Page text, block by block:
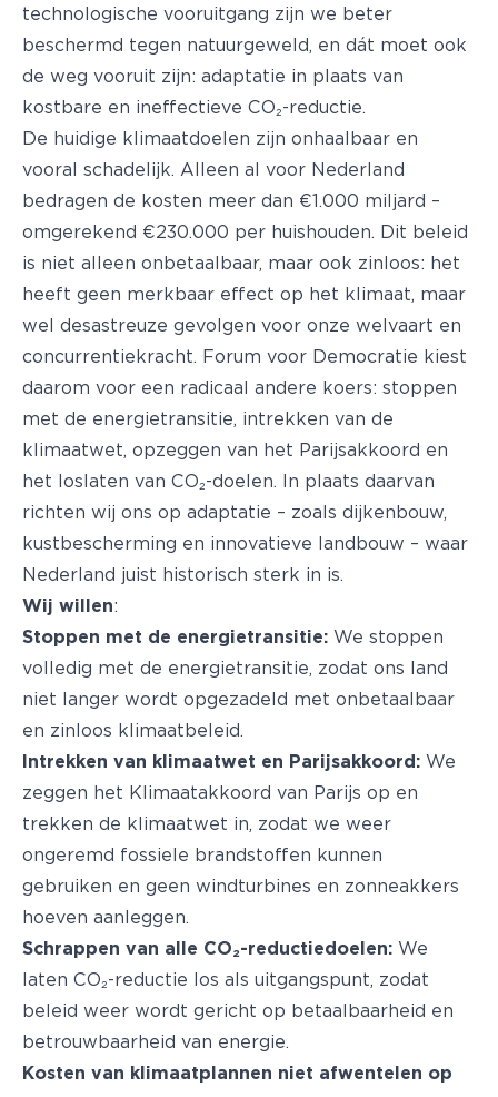
technologische vooruitgang zijn we beter
beschermd tegen natuurgeweld, en dát moet ook
de weg vooruit zijn: adaptatie in plaats van
kostbare en ineffectieve CO₂-reductie.
De huidige klimaatdoelen zijn onhaalbaar en
vooral schadelijk. Alleen al voor Nederland
bedragen de kosten meer dan €1.000 miljard –
omgerekend €230.000 per huishouden. Dit beleid
is niet alleen onbetaalbaar, maar ook zinloos: het
heeft geen merkbaar effect op het klimaat, maar
wel desastreuze gevolgen voor onze welvaart en
concurrentiekracht. Forum voor Democratie kiest
daarom voor een radicaal andere koers: stoppen
met de energietransitie, intrekken van de
klimaatwet, opzeggen van het Parijsakkoord en
het loslaten van CO₂-doelen. In plaats daarvan
richten wij ons op adaptatie – zoals dijkenbouw,
kustbescherming en innovatieve landbouw – waar
Nederland juist historisch sterk in is.
Wij willen:
Stoppen met de energietransitie: We stoppen
volledig met de energietransitie, zodat ons land
niet langer wordt opgezadeld met onbetaalbaar
en zinloos klimaatbeleid.
Intrekken van klimaatwet en Parijsakkoord: We
zeggen het Klimaatakkoord van Parijs op en
trekken de klimaatwet in, zodat we weer
ongeremd fossiele brandstoffen kunnen
gebruiken en geen windturbines en zonneakkers
hoeven aanleggen.
Schrappen van alle CO₂-reductiedoelen: We
laten CO₂-reductie los als uitgangspunt, zodat
beleid weer wordt gericht op betaalbaarheid en
betrouwbaarheid van energie.
Kosten van klimaatplannen niet afwentelen op